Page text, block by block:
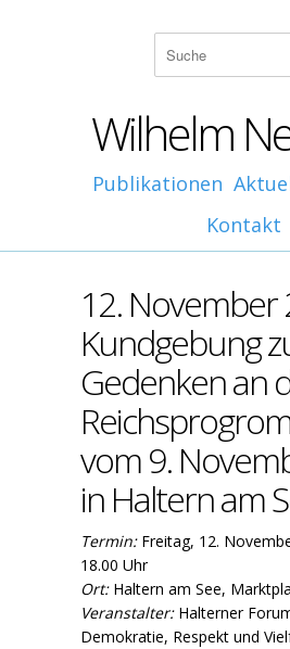
Wilhelm
Publikationen
Kontakt
12. November
Kundgebung
Gedenken an
vom 9.
in Haltern am
Termin: Freitag, 12.
18.00 Uhr
Ort:Haltern am See,
Veranstalter:Halterner
Demokratie, Respekt und